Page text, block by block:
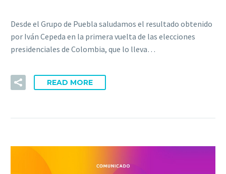
Desde el Grupo de Puebla saludamos el resultado obtenido
por Iván Cepeda en la primera vuelta de las elecciones
presidenciales de Colombia, que lo lleva…
READ MORE